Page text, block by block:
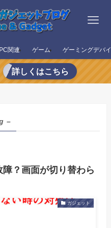
PC関連 ゲーム ゲーミングデバ
詳しくはこちら
–
？画面が切り替わら
ガジェット